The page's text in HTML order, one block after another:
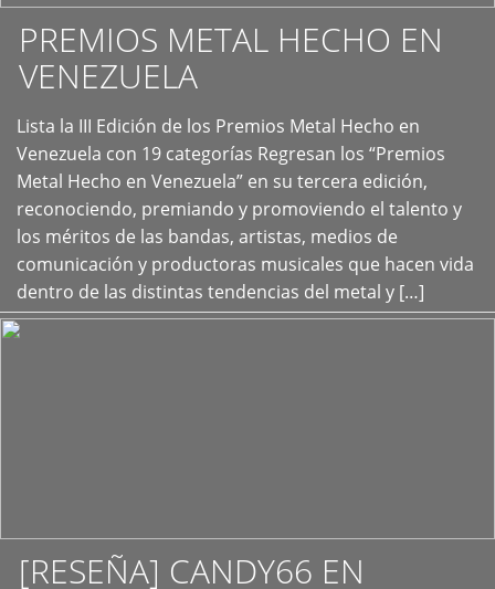
PREMIOS METAL HECHO EN
VENEZUELA
Lista la III Edición de los Premios Metal Hecho en
Venezuela con 19 categorías Regresan los “Premios
Metal Hecho en Venezuela” en su tercera edición,
reconociendo, premiando y promoviendo el talento y
los méritos de las bandas, artistas, medios de
comunicación y productoras musicales que hacen vida
dentro de las distintas tendencias del metal y […]
+
[RESEÑA] CANDY66 EN